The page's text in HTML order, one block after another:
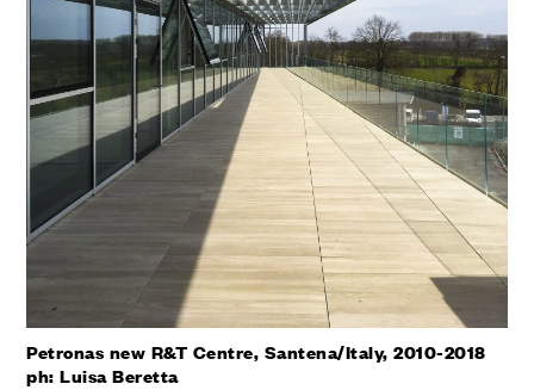
Petronas new R&T Centre, Santena/Italy, 2010-2018
ph: Luisa Beretta